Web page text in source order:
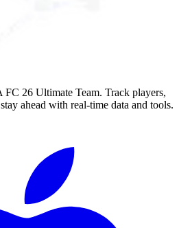
FC 26 Ultimate Team. Track players,
ahead with real-time data and tools.